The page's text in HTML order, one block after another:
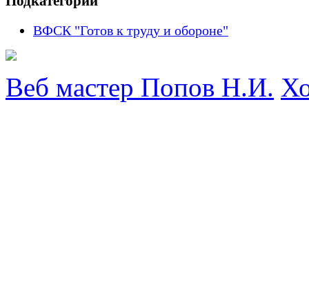
ВФСК "Готов к труду и обороне"
Веб мастер Попов Н.И.